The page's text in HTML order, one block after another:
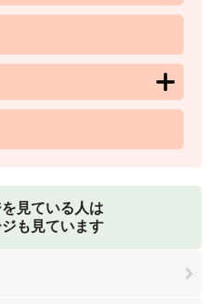
見ている人は
も見ています